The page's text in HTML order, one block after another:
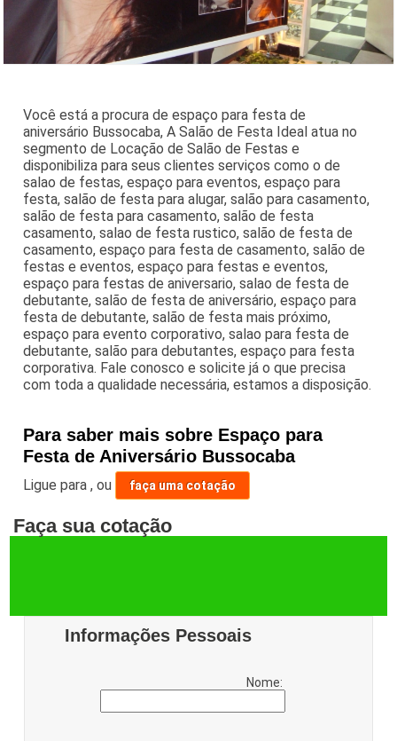
Você está a procura de espaço para festa de
aniversário Bussocaba, A Salão de Festa Ideal atua no
segmento de Locação de Salão de Festas e
disponibiliza para seus clientes serviços como o de
salao de festas, espaço para eventos, espaço para
festa, salão de festa para alugar, salão para casamento,
salão de festa para casamento, salão de festa
casamento, salao de festa rustico, salão de festa de
casamento, espaço para festa de casamento, salão de
festas e eventos, espaço para festas e eventos,
espaço para festas de aniversario, salao de festa de
debutante, salão de festa de aniversário, espaço para
festa de debutante, salão de festa mais próximo,
espaço para evento corporativo, salao para festa de
debutante, salão para debutantes, espaço para festa
corporativa. Fale conosco e solicite já o que precisa
com toda a qualidade necessária, estamos a disposição.
Para saber mais sobre Espaço para
Festa de Aniversário Bussocaba
Ligue para,ou faça uma cotação
Faça sua cotação
Informações Pessoais
Nome: